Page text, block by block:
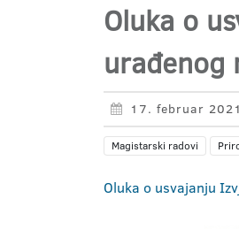
Oluka o
urađenog
17. februar
Magistarski radovi
Oluka o usvajanju